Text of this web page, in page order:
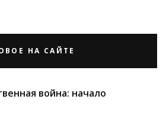
НА САЙТЕ
война: начало